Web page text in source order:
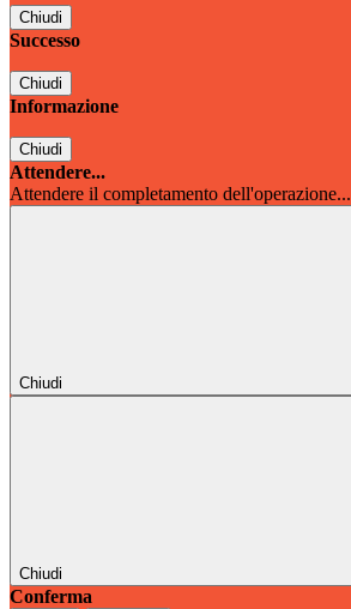
Chiudi
Successo
Chiudi
Informazione
Chiudi
Attendere...
Attendere il completamento dell'operazione...
Chiudi
Chiudi
Conferma